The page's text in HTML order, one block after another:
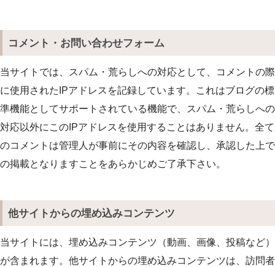
コメント・お問い合わせフォーム
当サイトでは、スパム・荒らしへの対応として、コメントの際
に使用されたIPアドレスを記録しています。これはブログの標
準機能としてサポートされている機能で、スパム・荒らしへの
対応以外にこのIPアドレスを使用することはありません。全て
のコメントは管理人が事前にその内容を確認し、承認した上で
の掲載となりますことをあらかじめご了承下さい。
他サイトからの埋め込みコンテンツ
当サイトには、埋め込みコンテンツ（動画、画像、投稿など）
が含まれます。他サイトからの埋め込みコンテンツは、訪問者